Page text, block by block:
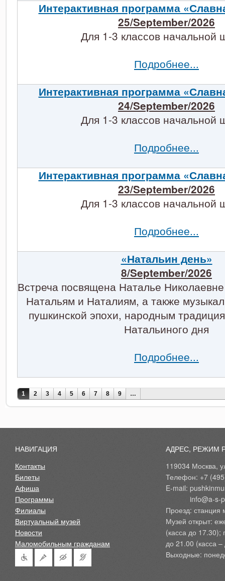
Интерактивная программа
25/September/2026
Для 1-3 классов начальной
Подробнее...
Интерактивная программа
24/September/2026
Для 1-3 классов начальной
Подробнее...
Интерактивная программа
23/September/2026
Для 1-3 классов начальной
Подробнее...
«Натальин день»
8/September/2026
Встреча посвящена Наталье
Натальям и Наталиям, а также
пушкинской эпохи, народным
Натальиного дня
Подробнее...
Страницы
1 2 3 4 5 6 7 8 9 …
НАВИГАЦИЯ
Контакты
Билеты
Афиша
Программы
Филиалы
Виртуальный музей
Новости
Маломобильным гражданам
АДРЕС, РЕЖИМ
119034 Москва,
Телефон: +7
E-mail:
Проезд: станция
Музей открыт:
(касса до 17.30);
до 21.00 (касса
Выходные: